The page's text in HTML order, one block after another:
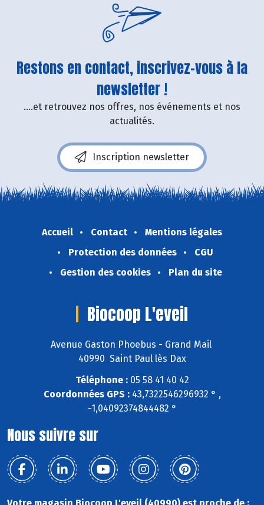
Restons en contact, inscrivez-vous à la
newsletter !
....et retrouvez nos offres, nos événements et nos
actualités.
Inscription newsletter
Accueil Contact
Mentions légales
Protection des données
CGU
Gestion des cookies
Plan du site
Biocoop L'eveil
Avenue Gaston Phoebus - Grand Mail
40990 Saint Paul lès Dax
Téléphone :05 58 41 40 42
Coordonnées GPS :43,7322546296932 ° ,
-1,04092374844482 °
Nous suivre sur